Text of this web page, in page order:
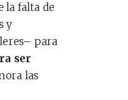
la falta de
y
para
ser
las